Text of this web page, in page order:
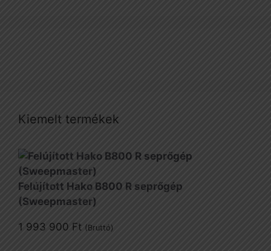
Kiemelt termékek
Felújított Hako B800 R seprőgép
(Sweepmaster)
1 993 900 Ft (Bruttó)